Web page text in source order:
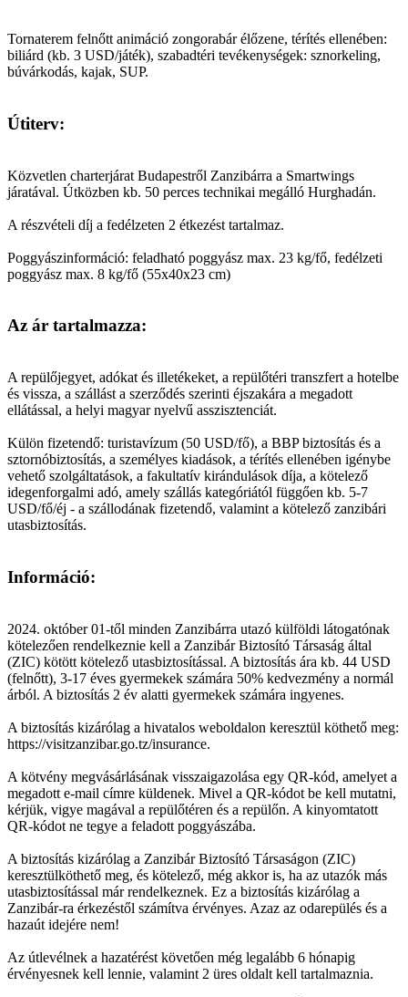
Tornaterem felnőtt animáció zongorabár élőzene, térítés ellenében:
biliárd (kb. 3 USD/játék), szabadtéri tevékenységek: sznorkeling,
búvárkodás, kajak, SUP.
Útiterv:
Közvetlen charterjárat Budapestről Zanzibárra a Smartwings
járatával. Útközben kb. 50 perces technikai megálló Hurghadán.
A részvételi díj a fedélzeten 2 étkezést tartalmaz.
Poggyászinformáció: feladható poggyász max. 23 kg/fő, fedélzeti
poggyász max. 8 kg/fő (55x40x23 cm)
Az ár tartalmazza:
A repülőjegyet, adókat és illetékeket, a repülőtéri transzfert a hotelbe
és vissza, a szállást a szerződés szerinti éjszakára a megadott
ellátással, a helyi magyar nyelvű asszisztenciát.
Külön fizetendő: turistavízum (50 USD/fő), a BBP biztosítás és a
sztornóbiztosítás, a személyes kiadások, a térítés ellenében igénybe
vehető szolgáltatások, a fakultatív kirándulások díja, a kötelező
idegenforgalmi adó, amely szállás kategóriától függően kb. 5-7
USD/fő/éj - a szállodának fizetendő, valamint a kötelező zanzibári
utasbiztosítás.
Információ:
2024. október 01-től minden Zanzibárra utazó külföldi látogatónak
kötelezően rendelkeznie kell a Zanzibár Biztosító Társaság által
(ZIC) kötött kötelező utasbiztosítással. A biztosítás ára kb. 44 USD
(felnőtt), 3-17 éves gyermekek számára 50% kedvezmény a normál
árból. A biztosítás 2 év alatti gyermekek számára ingyenes.
A biztosítás kizárólag a hivatalos weboldalon keresztül köthető meg:
https://visitzanzibar.go.tz/insurance.
A kötvény megvásárlásának visszaigazolása egy QR-kód, amelyet a
megadott e-mail címre küldenek. Mivel a QR-kódot be kell mutatni,
kérjük, vigye magával a repülőtéren és a repülőn. A kinyomtatott
QR-kódot ne tegye a feladott poggyászába.
A biztosítás kizárólag a Zanzibár Biztosító Társaságon (ZIC)
keresztülköthető meg, és kötelező, még akkor is, ha az utazók más
utasbiztosítással már rendelkeznek. Ez a biztosítás kizárólag a
Zanzibár-ra érkezéstől számítva érvényes. Azaz az odarepülés és a
hazaút idejére nem!
Az útlevélnek a hazatérést követően még legalább 6 hónapig
érvényesnek kell lennie, valamint 2 üres oldalt kell tartalmaznia.